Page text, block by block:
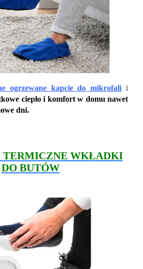
ogrzewane kapcie do mikrofali i
ciepło i komfort w domu nawet
dni.
TERMICZNE WKŁADKI
DO BUTÓW